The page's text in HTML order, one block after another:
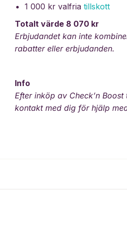
1 000 kr valfria tillskott
Totalt värde 8 070 kr
Erbjudandet kan inte
rabatter eller erbjudanden.
Info
Efter inköp av Check’n
kontakt med dig för hjälp